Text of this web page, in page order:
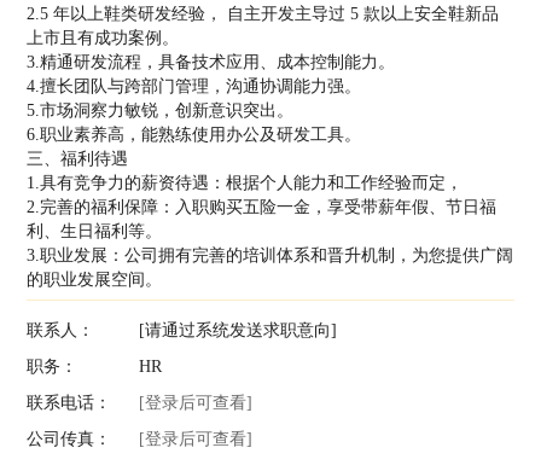
2.5 年以上鞋类研发经验， 自主开发主导过 5 款以上安全鞋新品
上市且有成功案例。
3.精通研发流程，具备技术应用、成本控制能力。
4.擅长团队与跨部门管理，沟通协调能力强。
5.市场洞察力敏锐，创新意识突出。
6.职业素养高，能熟练使用办公及研发工具。
三、福利待遇
1.具有竞争力的薪资待遇：根据个人能力和工作经验而定，
2.完善的福利保障：入职购买五险一金，享受带薪年假、节日福
利、生日福利等。
3.职业发展：公司拥有完善的培训体系和晋升机制，为您提供广阔
的职业发展空间。
联系人：
[请通过系统发送求职意向]
职务：
HR
联系电话：
[登录后可查看]
公司传真：
[登录后可查看]